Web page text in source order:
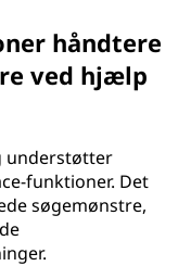
håndtere
ved hjælp
understøtter
funktioner. Det
søgemønstre,